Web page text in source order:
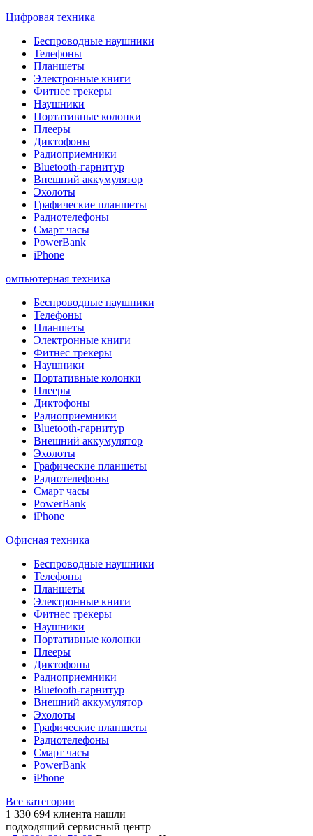
Цифровая техника
Беспроводные наушники
Телефоны
Планшеты
Электронные книги
Фитнес трекеры
Наушники
Портативные колонки
Плееры
Диктофоны
Радиоприемники
Bluetooth-гарнитур
Внешний аккумулятор
Эхолоты
Графические планшеты
Радиотелефоны
Смарт часы
PowerBank
iPhone
омпьютерная техника
Беспроводные наушники
Телефоны
Планшеты
Электронные книги
Фитнес трекеры
Наушники
Портативные колонки
Плееры
Диктофоны
Радиоприемники
Bluetooth-гарнитур
Внешний аккумулятор
Эхолоты
Графические планшеты
Радиотелефоны
Смарт часы
PowerBank
iPhone
Офисная техника
Беспроводные наушники
Телефоны
Планшеты
Электронные книги
Фитнес трекеры
Наушники
Портативные колонки
Плееры
Диктофоны
Радиоприемники
Bluetooth-гарнитур
Внешний аккумулятор
Эхолоты
Графические планшеты
Радиотелефоны
Смарт часы
PowerBank
iPhone
Все категории
1 330 694 клиента нашли
подходящий сервисный центр